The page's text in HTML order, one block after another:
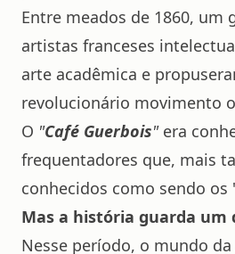
Entre meados de 1860, um
artistas franceses
arte acadêmica e
revolucionário movimento
O "Café Guerbois"era
frequentadores que, mais
conhecidos como sendo
Mas a história guarda um
Nesse período, o mundo